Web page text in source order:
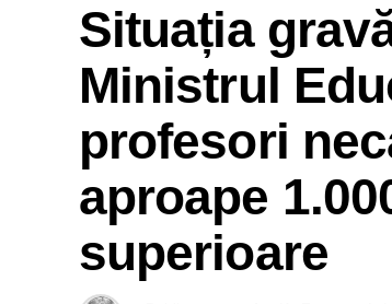
Situația
Ministrul
profesori
aproape
superioare